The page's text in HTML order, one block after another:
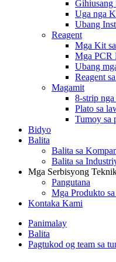
Gihiusang
Uga nga
Ubang
Reagent
Mga Kit
Mga PCR
Ubang
Reagent
Magamit
8-strip
Plato sa
Tumoy sa
Bidyo
Balita
Balita sa
Balita sa
Mga Serbisyong
Pangutana
Mga Produkto
Kontaka Kami
Panimalay
Balita
Pagtukod og team sa